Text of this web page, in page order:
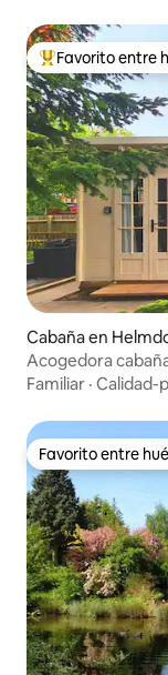
Favorito entre
Favorito entre
Cabaña en
Acogedora
Silverstone
Familiar · Calidad-
Favorito entre
Favorito entre